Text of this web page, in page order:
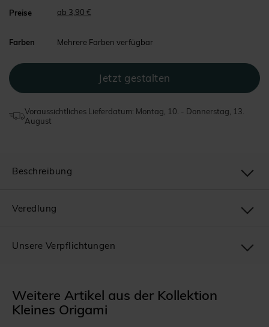
Preise ab 3,90 €
Farben Mehrere Farben verfügbar
Voraussichtliches Lieferdatum: Montag, 10. - Donnerstag, 13.
August
Weitere Artikel aus der Kollektion
Kleines Origami
Beschreibung
Veredlung
Unsere Verpflichtungen